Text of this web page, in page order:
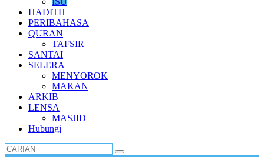
HADITH
PERIBAHASA
QURAN
TAFSIR
SANTAI
SELERA
MENYOROK
MAKAN
ARKIB
LENSA
MASJID
Hubungi